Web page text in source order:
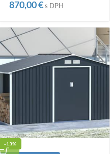
870,00€s DPH
-13%